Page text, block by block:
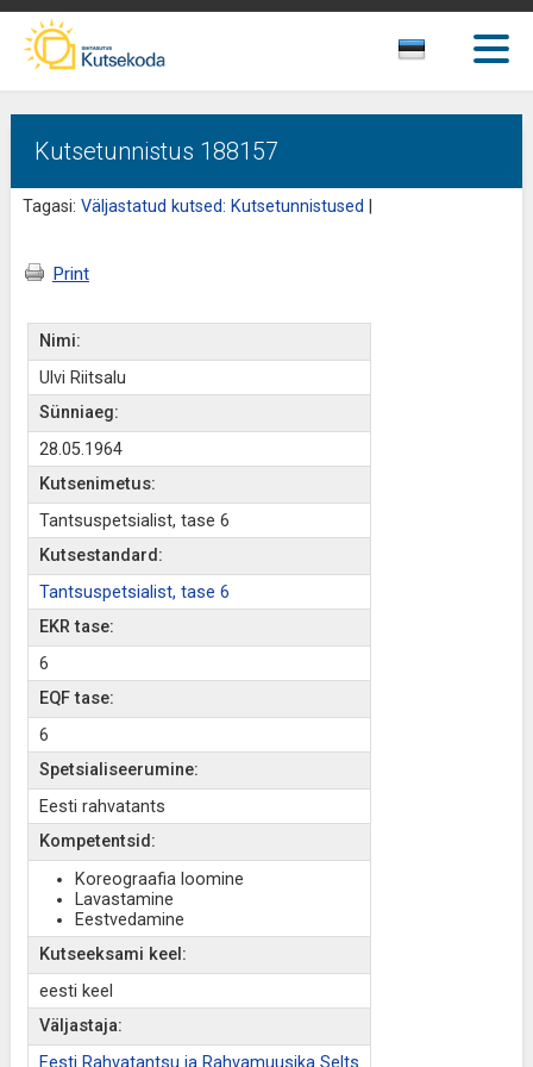
Kutsetunnistus 188157
Tagasi: Väljastatud kutsed: Kutsetunnistused
Print
Nimi:
Ulvi Riitsalu
Sünniaeg:
28.05.1964
Kutsenimetus:
Tantsuspetsialist, tase 6
Kutsestandard:
Tantsuspetsialist, tase 6
EKR tase:
6
EQF tase:
6
Spetsialiseerumine:
Eesti rahvatants
Kompetentsid:
Koreograafia loomine
Lavastamine
Eestvedamine
Kutseeksami keel:
eesti keel
Väljastaja:
Eesti Rahvatantsu ja Rahvamuusika Selts